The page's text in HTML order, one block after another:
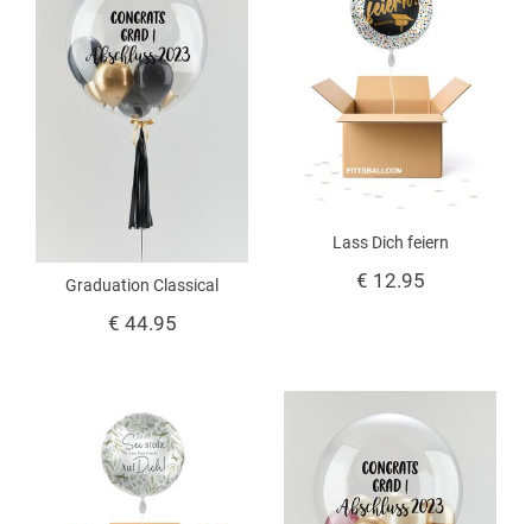
Lass Dich feiern
€ 12.95
Graduation Classical
€ 44.95